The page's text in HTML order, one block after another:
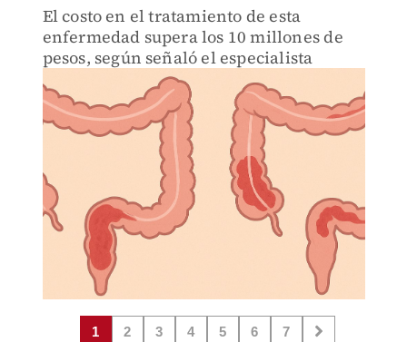
El costo en el tratamiento de esta
enfermedad supera los 10 millones de
pesos, según señaló el especialista
1 2 3 4 5 6 7